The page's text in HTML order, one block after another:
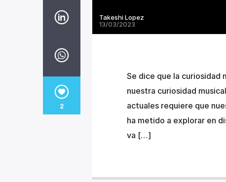
2
Takeshi Lopez
13/03/2023
Se dice que la curiosidad
nuestra curiosidad
actuales requiere que
ha metido a explorar en
va […]